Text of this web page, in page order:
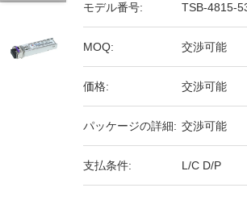
モデル番号: TSB-4815-
MOQ: 交渉可能
価格: 交渉可能
パッケージの詳細: 交渉可能
支払条件: L/C D/P